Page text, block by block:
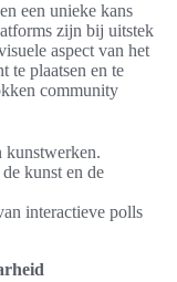
een unieke kans
zijn bij uitstek
aspect van het
te plaatsen en te
community
kunstwerken.
kunst en de
interactieve polls